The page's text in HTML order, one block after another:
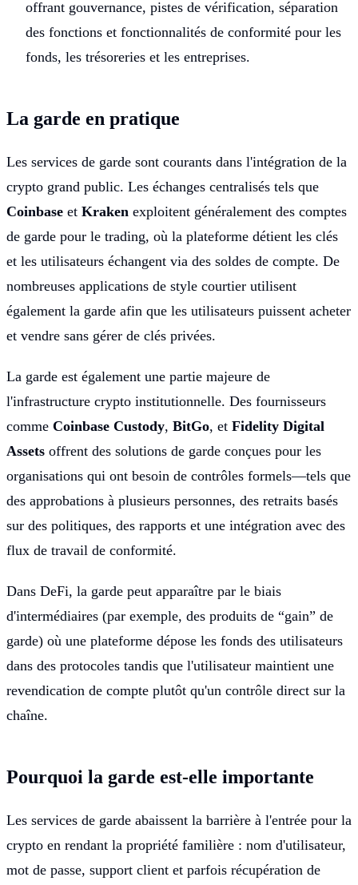
offrant gouvernance, pistes de vérification, séparation
des fonctions et fonctionnalités de conformité pour les
fonds, les trésoreries et les entreprises.
La garde en pratique
Les services de garde sont courants dans l'intégration de la
crypto grand public. Les échanges centralisés tels que
Coinbase et Kraken exploitent généralement des comptes
de garde pour le trading, où la plateforme détient les clés
et les utilisateurs échangent via des soldes de compte. De
nombreuses applications de style courtier utilisent
également la garde afin que les utilisateurs puissent acheter
et vendre sans gérer de clés privées.
La garde est également une partie majeure de
l'infrastructure crypto institutionnelle. Des fournisseurs
comme Coinbase Custody, BitGo, et Fidelity Digital
Assets offrent des solutions de garde conçues pour les
organisations qui ont besoin de contrôles formels—tels que
des approbations à plusieurs personnes, des retraits basés
sur des politiques, des rapports et une intégration avec des
flux de travail de conformité.
Dans DeFi, la garde peut apparaître par le biais
d'intermédiaires (par exemple, des produits de “gain” de
garde) où une plateforme dépose les fonds des utilisateurs
dans des protocoles tandis que l'utilisateur maintient une
revendication de compte plutôt qu'un contrôle direct sur la
chaîne.
Pourquoi la garde est-elle importante
Les services de garde abaissent la barrière à l'entrée pour la
crypto en rendant la propriété familière : nom d'utilisateur,
mot de passe, support client et parfois récupération de